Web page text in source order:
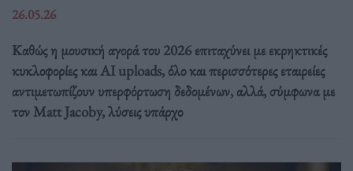
26.05.26
Καθώς η μουσική αγορά του 2026 επιταχύνει με εκρηκτικές
κυκλοφορίες και AI uploads, όλο και περισσότερες εταιρείες
αντιμετωπίζουν υπερφόρτωση δεδομένων, αλλά, σύμφωνα με
τον Matt Jacoby, λύσεις υπάρχο